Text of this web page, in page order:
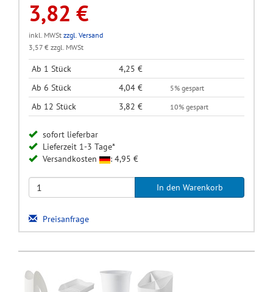
3,82 €
inkl. MWSt zzgl. Versand
3,57 € zzgl. MWSt
Ab 1 Stück
4,25 €
Ab 6 Stück
4,04 € 5% gespart
Ab 12 Stück 3,82 € 10% gespart
sofort lieferbar
Lieferzeit 1-3 Tage*
Versandkosten
: 4,95 €
Preisanfrage